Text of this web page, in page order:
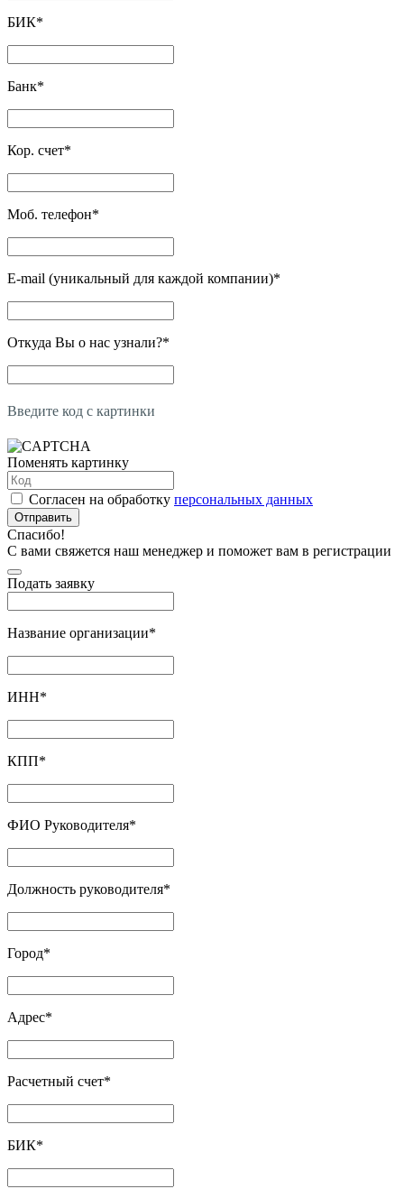
БИК*
Банк*
Кор. счет*
Моб. телефон*
E-mail (уникальный для каждой компании)*
Откуда Вы о нас узнали?*
Введите код с картинки
Поменять картинку
Согласен на обработку персональных данных
Отправить
Спасибо!
С вами свяжется наш менеджер и поможет вам в регистрации
Подать заявку
Название организации*
ИНН*
КПП*
ФИО Руководителя*
Должность руководителя*
Город*
Адрес*
Расчетный счет*
БИК*